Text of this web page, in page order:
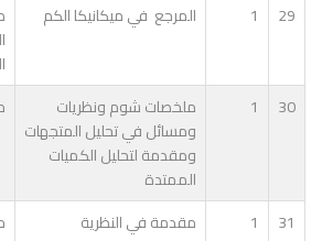
29
1 المرجع في ميكانيكا الكم
30
1
ملخصات شوم ونظريات
ومسائل في تحليل المتجهات
ومقدمة لتحليل الكميات
الممتدة
31
1
مقدمة في النظرية